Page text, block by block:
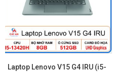
Laptop Lenovo V15 G4 IRU (i5-